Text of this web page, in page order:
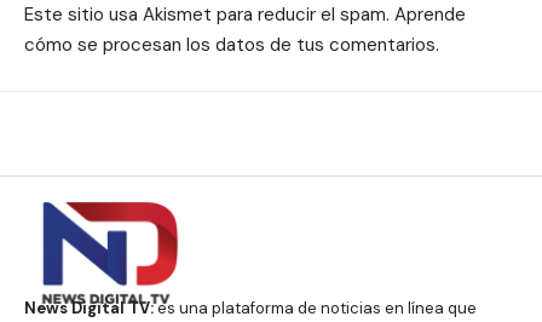
Este sitio usa Akismet para reducir el spam. Aprende
cómo se procesan los datos de tus comentarios.
News Digital TV:es una plataforma de noticias en línea que